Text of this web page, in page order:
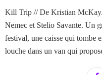
Kill Trip // De Kristian
Nemec et Stelio Savante. Un
festival, une caisse qui tombe
louche dans un van qui